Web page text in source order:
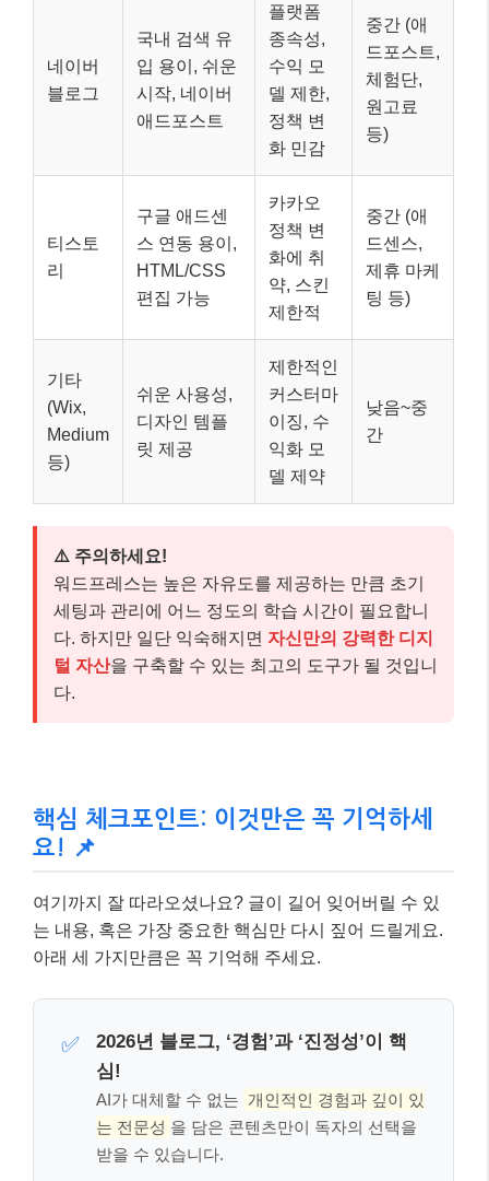
네이버
블로그
국내 검색 유
입 용이, 쉬운
시작, 네이버
애드포스트
플랫폼
종속성,
수익 모
델 제한,
정책 변
화 민감
중간 (애
드포스트,
체험단,
원고료
등)
티스토
리
구글 애드센
스 연동 용이,
HTML/CSS
편집 가능
카카오
정책 변
화에 취
약, 스킨
제한적
중간 (애
드센스,
제휴 마케
팅 등)
기타
(Wix,
Medium
등)
쉬운 사용성,
디자인 템플
릿 제공
제한적인
커스터마
이징, 수
익화 모
델 제약
낮음~중
간
⚠️ 주의하세요!
워드프레스는 높은 자유도를 제공하는 만큼 초기
세팅과 관리에 어느 정도의 학습 시간이 필요합니
다. 하지만 일단 익숙해지면 자신만의 강력한 디지
털 자산을 구축할 수 있는 최고의 도구가 될 것입니
다.
핵심 체크포인트: 이것만은 꼭 기억하세
요! 📌
여기까지 잘 따라오셨나요? 글이 길어 잊어버릴 수 있
는 내용, 혹은 가장 중요한 핵심만 다시 짚어 드릴게요.
아래 세 가지만큼은 꼭 기억해 주세요.
✅
2026년 블로그, ‘경험’과 ‘진정성’이 핵
심!
AI가 대체할 수 없는 개인적인 경험과 깊이 있
는 전문성 을 담은 콘텐츠만이 독자의 선택을
받을 수 있습니다.